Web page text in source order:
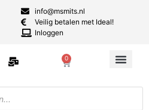
info@msmits.nl
Veilig betalen met Ideal!
Inloggen
0